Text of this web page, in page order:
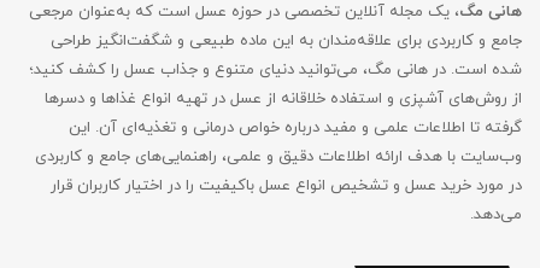
هانی مگ، یک مجله آنلاین تخصصی در حوزه عسل است که به‌عنوان مرجعی
جامع و کاربردی برای علاقه‌مندان به این ماده طبیعی و شگفت‌انگیز طراحی
شده است. در هانی مگ، می‌توانید دنیای متنوع و جذاب عسل را کشف کنید؛
از روش‌های آشپزی و استفاده خلاقانه از عسل در تهیه انواع غذاها و دسرها
گرفته تا اطلاعات علمی و مفید درباره خواص درمانی و تغذیه‌ای آن. این
وب‌سایت با هدف ارائه اطلاعات دقیق و علمی، راهنمایی‌های جامع‌ و کاربردی
در مورد خرید عسل و تشخیص انواع عسل باکیفیت را در اختیار کاربران قرار
می‌دهد.